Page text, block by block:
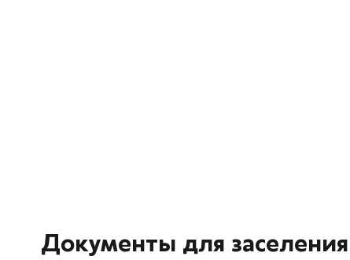
Документы для заселения